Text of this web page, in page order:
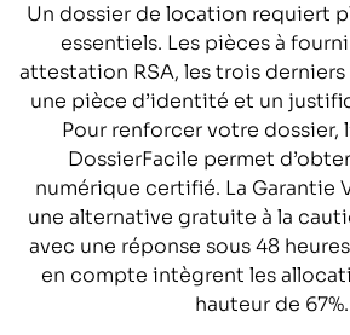
Un dossier de location requiert
essentiels. Les pièces à
attestation RSA, les trois derniers
une pièce d’identité et un
Pour renforcer votre dossier,
DossierFacile permet
numérique certifié. La Garantie
une alternative gratuite à la
avec une réponse sous 48
en compte intègrent les
hauteur de 67%.